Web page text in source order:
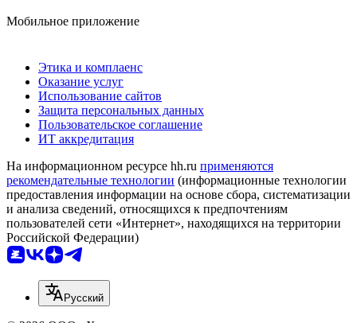
Мобильное приложение
Этика и комплаенс
Оказание услуг
Использование сайтов
Защита персональных данных
Пользовательское соглашение
ИТ аккредитация
На информационном ресурсе hh.ru применяются
рекомендательные технологии (информационные технологии
предоставления информации на основе сбора, систематизации
и анализа сведений, относящихся к предпочтениям
пользователей сети «Интернет», находящихся на территории
Российской Федерации)
Русский